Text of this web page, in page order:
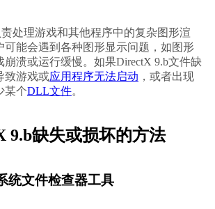
处理游戏和其他程序中的复杂图形渲
可能会遇到各种图形显示问题，如图形
溃或运行缓慢。如果DirectX 9.b文件缺
致游戏或应用程序无法启动 ，或者出现
某个DLL文件。
9.b缺失或损坏的方法
统文件检查器工具